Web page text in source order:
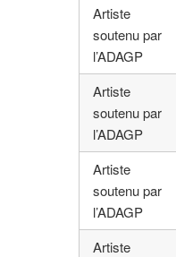
Artiste
soutenu par
l’ADAGP
Artiste
soutenu par
l’ADAGP
Artiste
soutenu par
l’ADAGP
Artiste